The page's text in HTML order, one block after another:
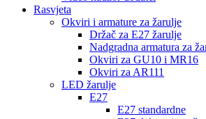
Rasvjeta
Okviri i armature za žarulje
Držač za E27 žarulje
Nadgradna armatura za
Okviri za GU10 i MR16
Okviri za AR111
LED žarulje
E27
E27 standardne